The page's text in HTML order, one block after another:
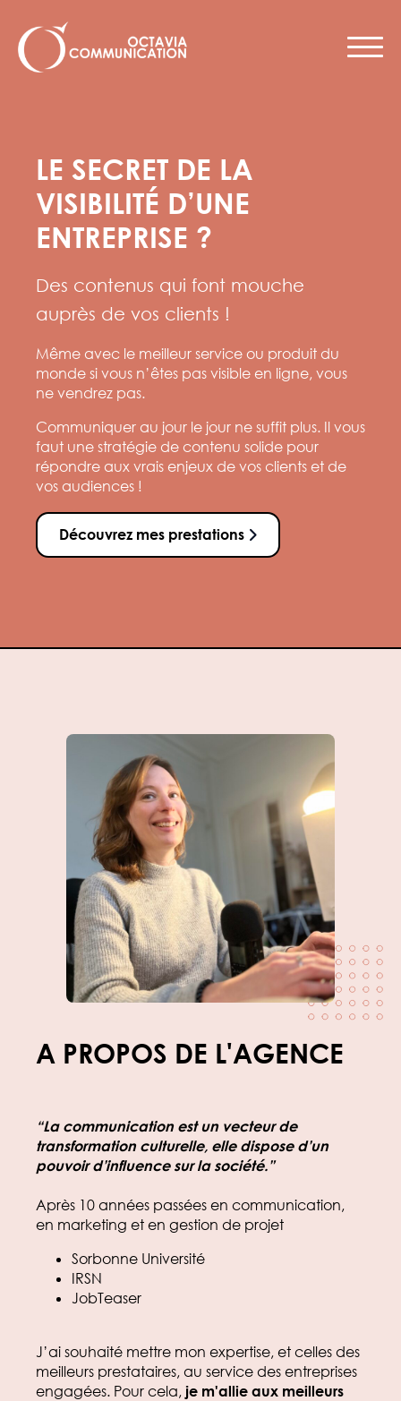
LE SECRET DE LA
VISIBILITÉ D’UNE
ENTREPRISE ?
Des contenus qui font mouche
auprès de vos clients !
Même avec le meilleur service ou produit du
monde si vous n’êtes pas visible en ligne, vous
ne vendrez pas.
Communiquer au jour le jour ne suffit plus. Il vous
faut une stratégie de contenu solide pour
répondre aux vrais enjeux de vos clients et de
vos audiences !
Découvrez mes prestations
A PROPOS DE L'AGENCE
“La communication est un vecteur de
transformation culturelle, elle dispose d’un
pouvoir d’influence sur la société.”
Après 10 années passées en communication,
en marketing et en gestion de projet
Sorbonne Université
IRSN
JobTeaser
J’ai souhaité mettre mon expertise, et celles des
meilleurs prestataires, au service des entreprises
engagées. Pour cela, je m'allie aux meilleurs